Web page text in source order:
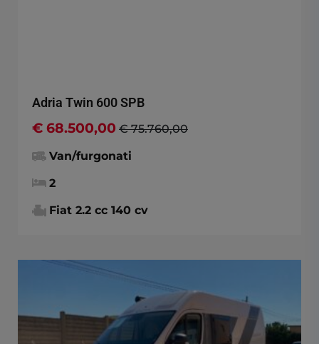
Adria Twin 600 SPB
€ 68.500,00 € 75.760,00
Van/furgonati
2
Fiat 2.2 cc 140 cv